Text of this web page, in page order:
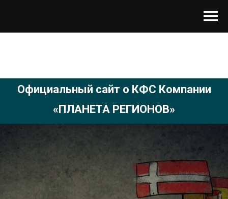
Официальный сайт о КФС Компании
«ПЛАНЕТА РЕГИОНОВ»